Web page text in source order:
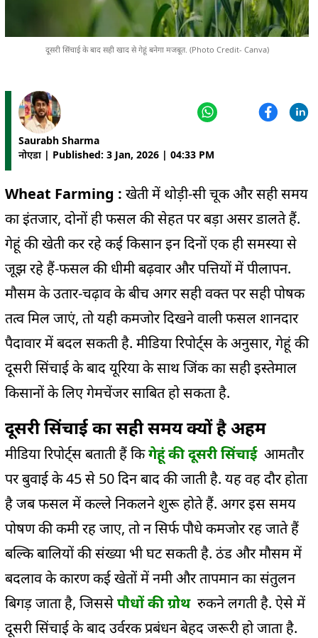
दूसरी सिंचाई के बाद सही खाद से गेहूं बनेगा मजबूत. (Photo Credit- Canva)
Saurabh Sharma
नोएडा | Published: 3 Jan, 2026 | 04:33 PM
Wheat Farming : खेती में थोड़ी-सी चूक और सही समय
का इंतजार, दोनों ही फसल की सेहत पर बड़ा असर डालते हैं.
गेहूं की खेती कर रहे कई किसान इन दिनों एक ही समस्या से
जूझ रहे हैं-फसल की धीमी बढ़वार और पत्तियों में पीलापन.
मौसम के उतार-चढ़ाव के बीच अगर सही वक्त पर सही पोषक
तत्व मिल जाएं, तो यही कमजोर दिखने वाली फसल शानदार
पैदावार में बदल सकती है. मीडिया रिपोर्ट्स के अनुसार, गेहूं की
दूसरी सिंचाई के बाद यूरिया के साथ जिंक का सही इस्तेमाल
किसानों के लिए गेमचेंजर साबित हो सकता है.
दूसरी सिंचाई का सही समय क्यों है अहम
मीडिया रिपोर्ट्स बताती हैं किगेहूं की दूसरी सिंचाई आमतौर
पर बुवाई के 45 से 50 दिन बाद की जाती है. यह वह दौर होता
है जब फसल में कल्ले निकलने शुरू होते हैं. अगर इस समय
पोषण की कमी रह जाए, तो न सिर्फ पौधे कमजोर रह जाते हैं
बल्कि बालियों की संख्या भी घट सकती है. ठंड और मौसम में
बदलाव के कारण कई खेतों में नमी और तापमान का संतुलन
बिगड़ जाता है, जिससेपौधों की ग्रोथरुकने लगती है. ऐसे में
दूसरी सिंचाई के बाद उर्वरक प्रबंधन बेहद जरूरी हो जाता है.